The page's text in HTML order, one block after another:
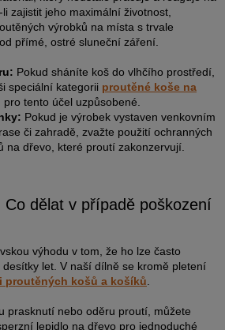
zajistit jeho maximální životnost,
výrobků na místa s trvale
přímé, ostré sluneční záření.
Pokud sháníte koš do vlhčího prostředí,
speciální kategorii proutěné koše na
pro tento účel uzpůsobené.
Pokud je výrobek vystaven venkovním
či zahradě, zvažte použití ochranných
na dřevo, které proutí zakonzervují.
Co dělat v případě poškození
výhodu v tom, že ho lze často
let. V naší dílně se kromě pletení
proutěných košů a košíků
prasknutí nebo oděru proutí, můžete
lepidlo na dřevo pro jednoduché